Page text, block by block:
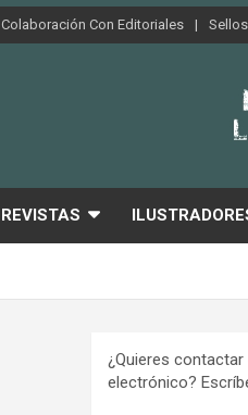
Colaboración Con Editoriales
REVISTAS
¿Quieres
electrónico?